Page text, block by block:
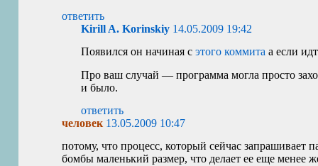
ответить
Kirill A. Korinskiy 14.05.2009 19:42
Появился он начиная сэтого коммита а если
Про ваш случай — программа могла просто
и было.
ответить
человек 13.05.2009 10:47
потому, что процесс, который сейчас запрашивает
бомбы маленький размер, что делает ее еще менее